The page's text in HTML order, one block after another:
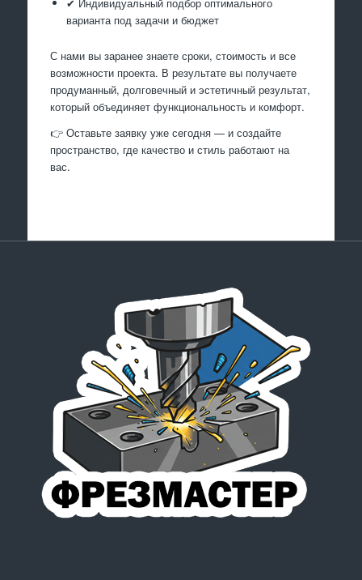
варианта под задачи и бюджет
С нами вы заранее знаете сроки, стоимость и все
возможности проекта. В результате вы получаете
продуманный, долговечный и эстетичный результат,
который объединяет функциональность и комфорт.
👉 Оставьте заявку уже сегодня — и создайте
пространство, где качество и стиль работают на
вас.